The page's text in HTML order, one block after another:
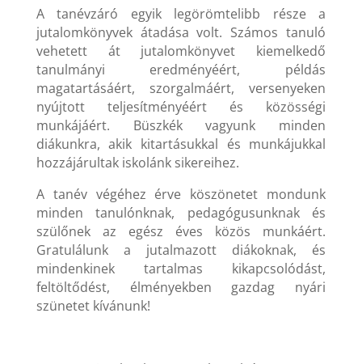
A tanévzáró egyik legörömtelibb része a
jutalomkönyvek átadása volt. Számos tanuló
vehetett át jutalomkönyvet kiemelkedő
tanulmányi eredményéért, példás
magatartásáért, szorgalmáért, versenyeken
nyújtott teljesítményéért és közösségi
munkájáért. Büszkék vagyunk minden
diákunkra, akik kitartásukkal és munkájukkal
hozzájárultak iskolánk sikereihez.
A tanév végéhez érve köszönetet mondunk
minden tanulónknak, pedagógusunknak és
szülőnek az egész éves közös munkáért.
Gratulálunk a jutalmazott diákoknak, és
mindenkinek tartalmas kikapcsolódást,
feltöltődést, élményekben gazdag nyári
szünetet kívánunk!